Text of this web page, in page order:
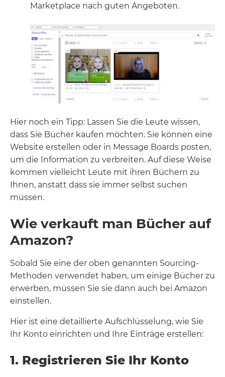
Marketplace nach guten Angeboten.
Hier noch ein Tipp: Lassen Sie die Leute wissen,
dass Sie Bücher kaufen möchten. Sie können eine
Website erstellen oder in Message Boards posten,
um die Information zu verbreiten. Auf diese Weise
kommen vielleicht Leute mit ihren Büchern zu
Ihnen, anstatt dass sie immer selbst suchen
müssen.
Wie verkauft man Bücher auf
Amazon?
Sobald Sie eine der oben genannten Sourcing-
Methoden verwendet haben, um einige Bücher zu
erwerben, müssen Sie sie dann auch bei Amazon
einstellen.
Hier ist eine detaillierte Aufschlüsselung, wie Sie
Ihr Konto einrichten und Ihre Einträge erstellen:
1. Registrieren Sie Ihr Konto